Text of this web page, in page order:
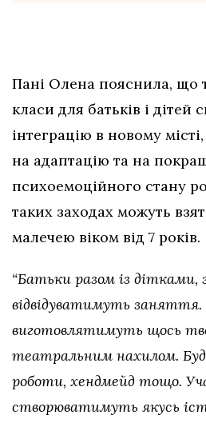
Пані Олена пояснила, що
класи для батьків і дітей
інтеграцію в новому
на адаптацію та на
психоемоційного стану
таких заходах можуть
малечею віком від 7 років.
“Батьки разом із дітками,
відвідуватимуть
виготовлятимуть щось
театральним нахилом.
роботи, хендмейд тощо.
створюватимуть якусь